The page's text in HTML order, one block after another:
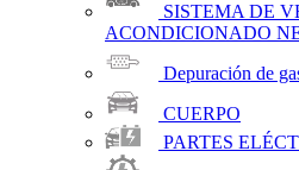
SISTEMA DE
ACONDICIONADO
Depuración de
CUERPO
PARTES